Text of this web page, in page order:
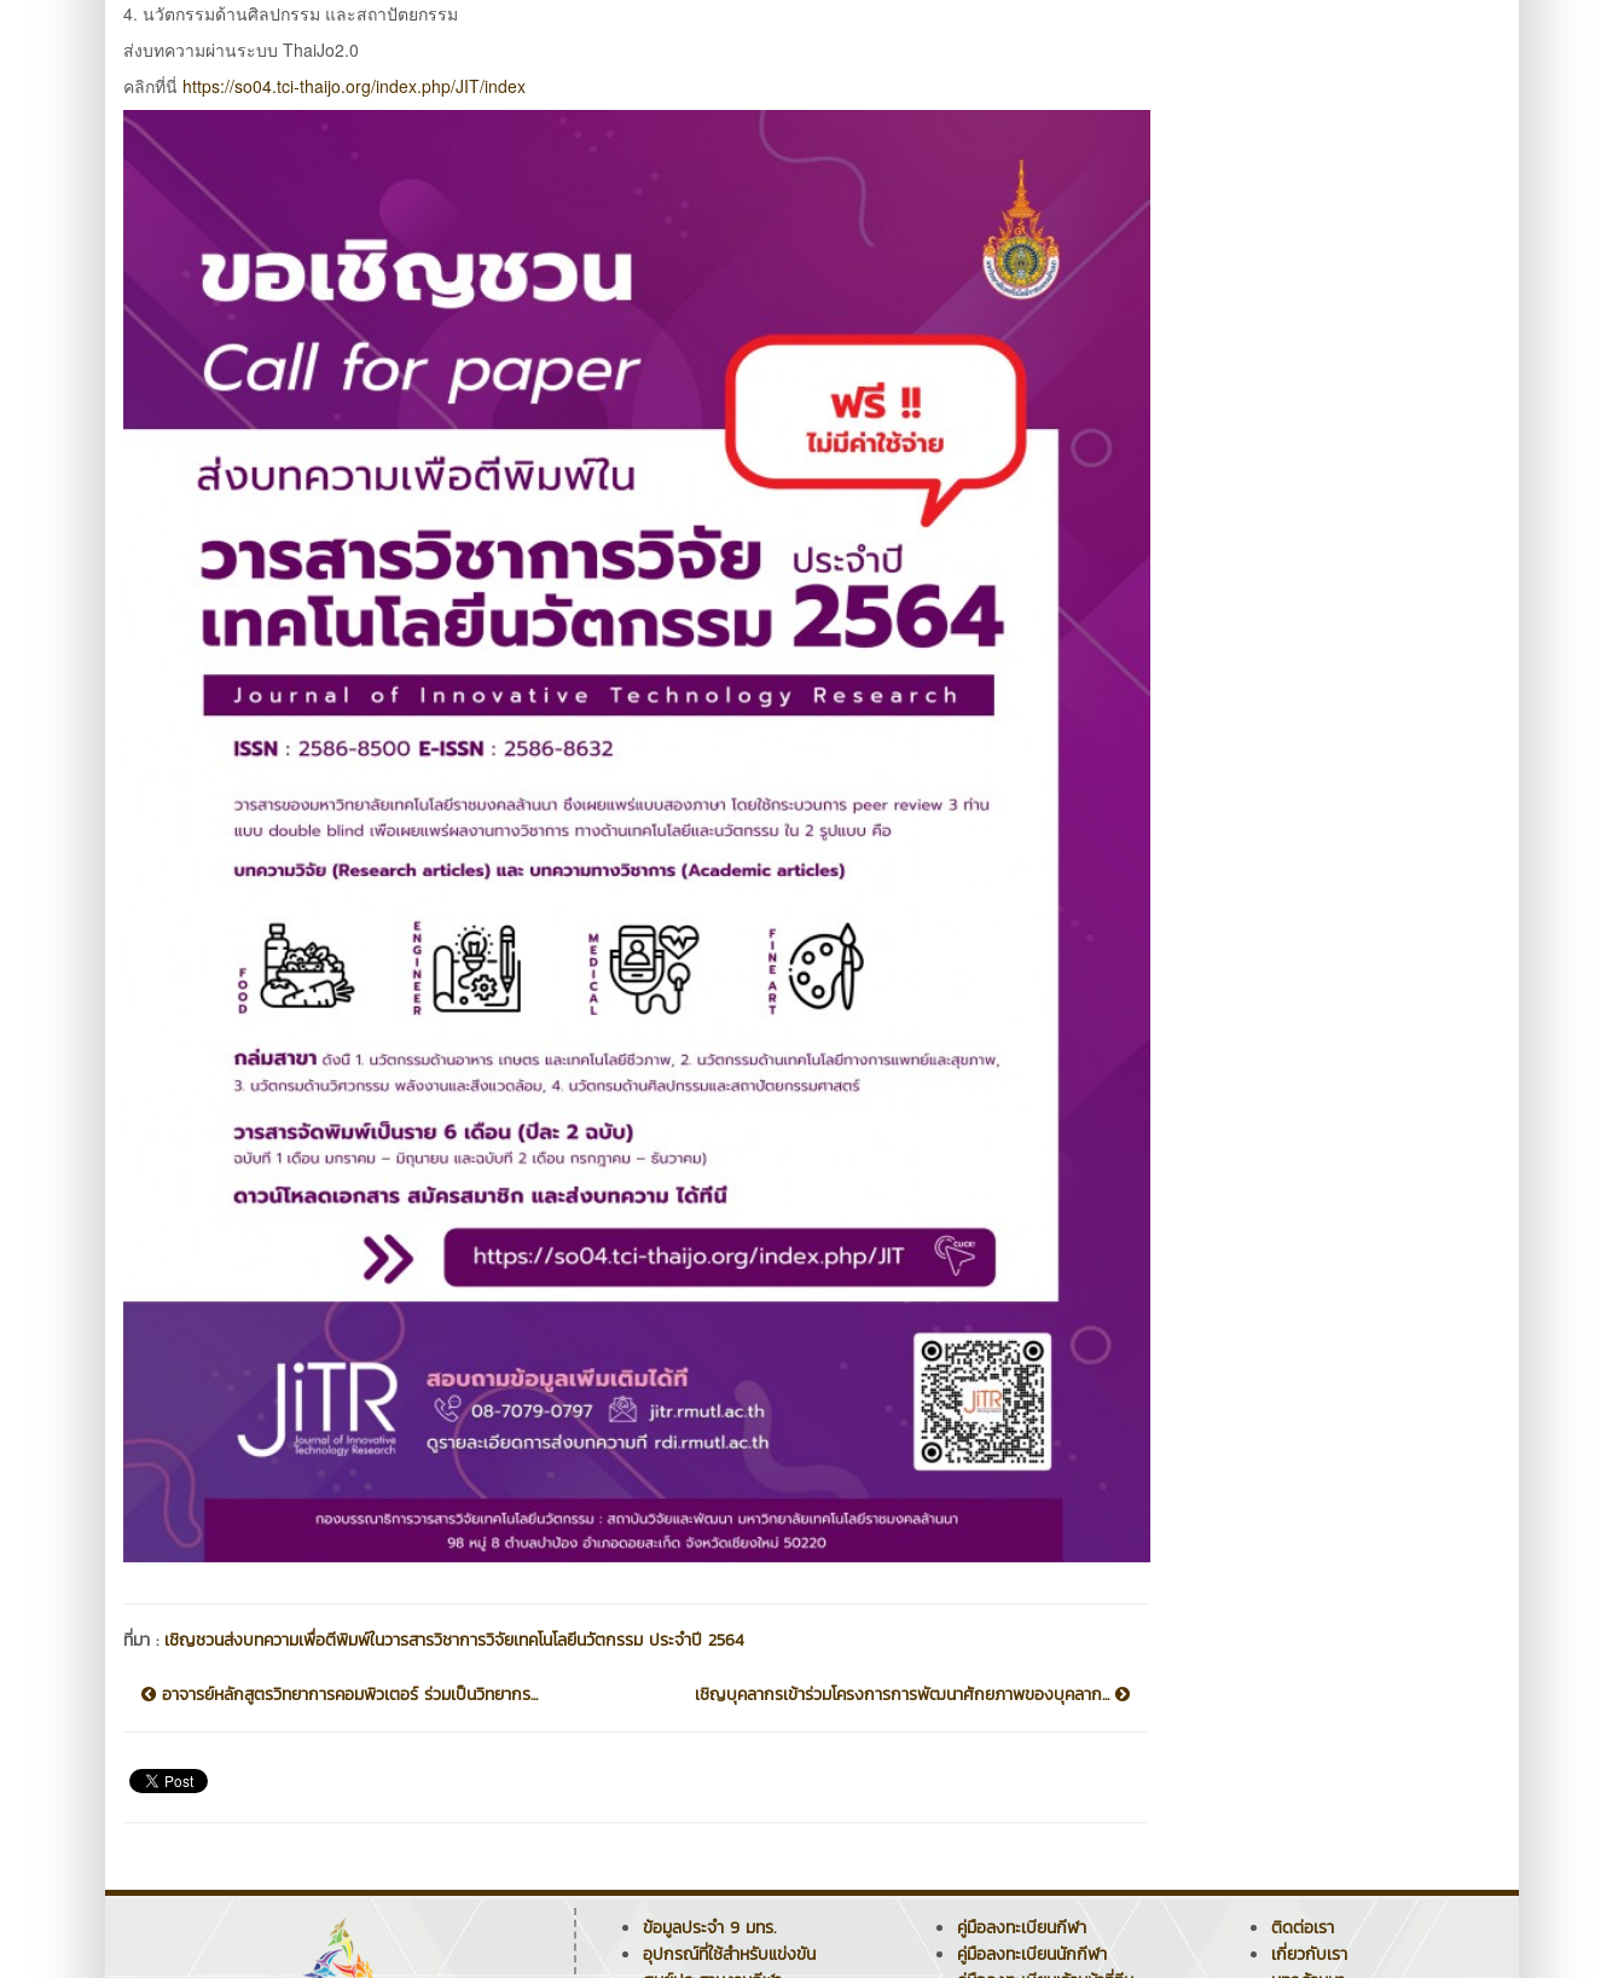
4. นวัตกรรมด้านศิลปกรรม และสถาปัตยกรรม
ส่งบทความผ่านระบบ ThaiJo2.0
คลิกที่นี่ https://so04.tci-thaijo.org/index.php/JIT/index
ที่มา : เชิญชวนส่งบทความเพื่อตีพิมพ์ในวารสารวิชาการวิจัยเทคโนโลยีนวัตกรรม ประจำปี 2564
อาจารย์หลักสูตรวิทยาการคอมพิวเตอร์ ร่วมเป็นวิทยากร... เชิญบุคลากรเข้าร่วมโครงการการพัฒนาศักยภาพของบุคลาก...
ข้อมูลประจำ 9 มทร.
อุปกรณ์ที่ใช้สำหรับแข่งขัน
คู่มือลงทะเบียนกีฬา
คู่มือลงทะเบียนนักกีฬา
ติดต่อเรา
เกี่ยวกับเรา